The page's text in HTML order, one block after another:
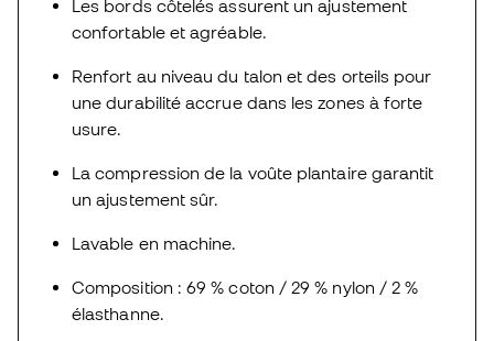
Les bords côtelés assurent un ajustement
confortable et agréable.
Renfort au niveau du talon et des orteils pour
une durabilité accrue dans les zones à forte
usure.
La compression de la voûte plantaire garantit
un ajustement sûr.
Lavable en machine.
Composition : 69 % coton / 29 % nylon / 2 %
élasthanne.